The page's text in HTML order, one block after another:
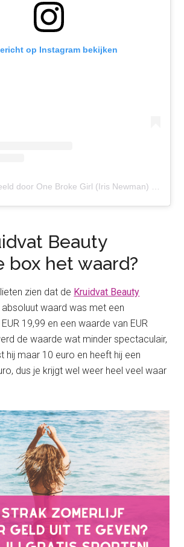
op Instagram bekijken
Een bericht gedeeld door One Broke Girl (Iris Newman) (@onebrokegirl.nl)
Beauty
box het waard?
zien dat de Kruidvat Beauty
absoluut waard was met een
19,99 en een waarde van EUR
de waarde wat minder spectaculair,
hij maar 10 euro en heeft hij een
dus je krijgt wel weer heel veel waar